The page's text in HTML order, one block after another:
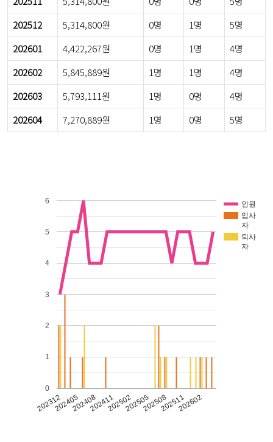
202512
5,314,800원 0명 1명
5명
202601
4,422,267원 0명 1명
4명
202602
5,845,889원 1명 1명
4명
202603
5,793,111원 1명 0명
4명
202604
7,270,889원 1명 0명 5명
인원
입사
자
퇴사
자
202312202405202408202411202502202505202508202511202602
0
1
2
3
4
5
6